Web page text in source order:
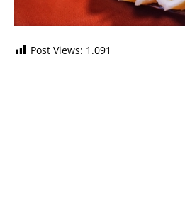
Post Views: 1.091